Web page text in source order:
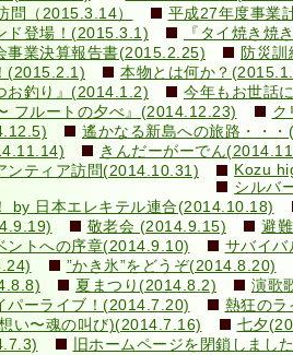
問（2015.3.14）
平成27年度事業
ド登場！(2015.3.1)
『タイ焼き焼
事業決算報告書(2015.2.25)
防災
(2015.2.1)
本物とは何か？
お釣り』(2014.1.2)
今年もお世話
フルートの夕べ』(2014.12.23)
ク
遙かなる新島への旅路・・
きんだーがーでん
ンティア訪問(2014.10.31)
Kozu
シルバ
by 日本エレキテル連合(2014.10.18)
敬老会 (2014.9.15)
避
ントへの序章(2014.9.10)
サバイ
”かき氷”をどうぞ(2014.8.20)
夏まつり(2014.8.2)
演歌
パーライブ！(2014.7.20)
熱狂の
い〜魂の叫び)(2014.7.16)
七夕
旧ホームページを閉鎖しまし